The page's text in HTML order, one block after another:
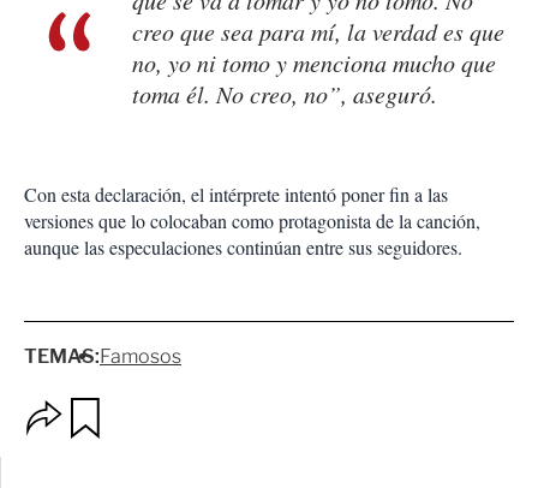
creo que sea para mí, la verdad es que
no, yo ni tomo y menciona mucho que
toma él. No creo, no”, aseguró.
Con esta declaración, el intérprete intentó poner fin a las
versiones que lo colocaban como protagonista de la canción,
aunque las especulaciones continúan entre sus seguidores.
TEMAS:Famosos